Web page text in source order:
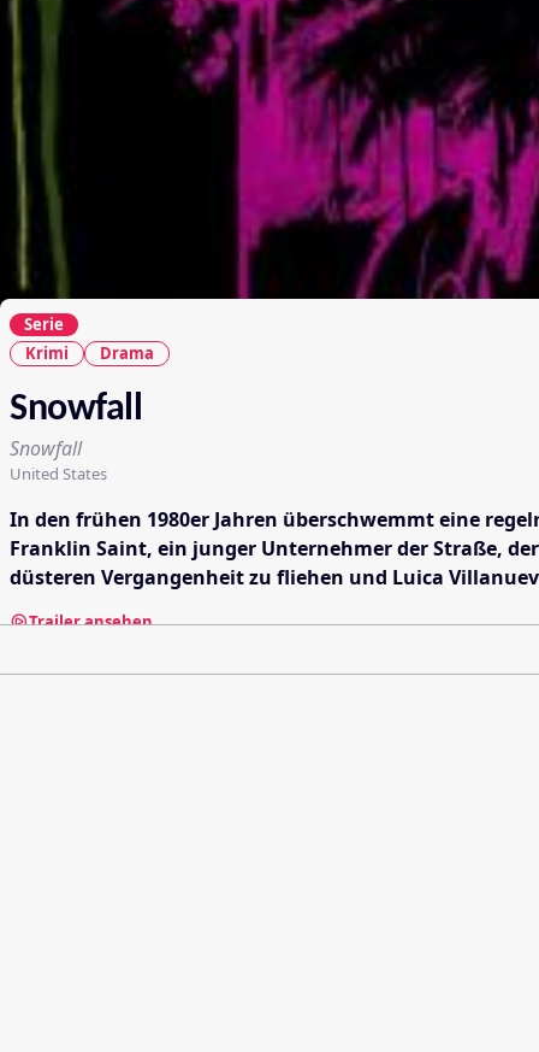
Serie
Krimi
Drama
Snowfall
Snowfall
United States
In den frühen 1980er Jahren überschwemmt eine
Franklin Saint, ein junger Unternehmer der Straße,
düsteren Vergangenheit zu fliehen und Luica
Trailer ansehen